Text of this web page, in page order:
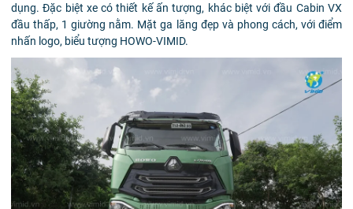
dụng. Đặc biệt xe có thiết kế ấn tượng, khác biệt với đầu Cabin VX
đầu thấp, 1 giường nằm. Mặt ga lăng đẹp và phong cách, với điểm
nhấn logo, biểu tượng HOWO-VIMID.